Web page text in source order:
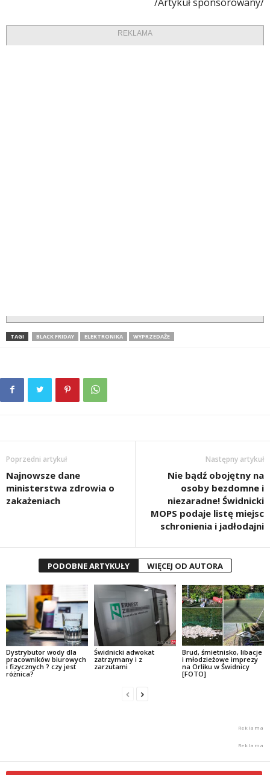
REKLAMA
TAGI BLACK FRIDAY ELEKTRONIKA WYPRZEDAŻE
Poprzedni artykuł
Najnowsze dane
ministerstwa zdrowia o
zakażeniach
Następny artykuł
Nie bądź obojętny na
osoby bezdomne i
niezaradne! Świdnicki
MOPS podaje listę miejsc
schronienia i jadłodajni
PODOBNE ARTYKUŁY WIĘCEJ OD AUTORA
Dystrybutor wody dla
pracowników biurowych
i fizycznych ? czy jest
różnica?
Świdnicki adwokat
zatrzymany i z
zarzutami
Brud, śmietnisko, libacje
i młodzieżowe imprezy
na Orliku w Świdnicy
[FOTO]